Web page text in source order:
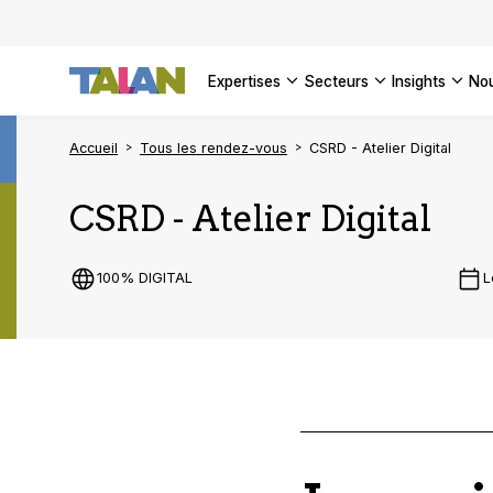
expertises secteurs insights
VOIR
VOIR
Accueil Tous les rendez-vous CSRD - Atelier Digital
CSRD - Atelier Digital
100% DIGITAL